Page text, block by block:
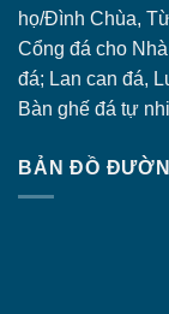
họ/Đình Chùa,
Cổng đá cho
đá; Lan can đá,
Bàn ghế đá tự
BẢN ĐỒ